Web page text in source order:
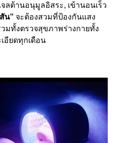
ลต้านอนุมูลอิสระ, เข้านอนเร็ว
น” จะต้องสวมที่ป้องกันแสง
วมทั้งตรวจสุขภาพร่างกายทั้ง
อียดทุกเดือน